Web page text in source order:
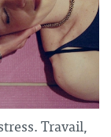
Travail,